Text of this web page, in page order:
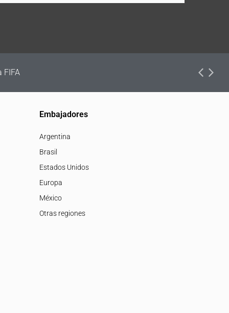
Embajadores
Argentina
Brasil
Estados Unidos
Europa
México
Otras regiones